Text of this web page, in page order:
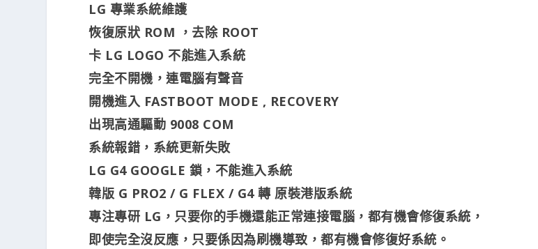
LG 專業系統維護
恢復原狀 ROM ，去除 ROOT
卡 LG LOGO 不能進入系統
完全不開機，連電腦有聲音
開機進入 FASTBOOT MODE , RECOVERY
出現高通驅動 9008 COM
系統報錯，系統更新失敗
LG G4 GOOGLE 鎖，不能進入系統
韓版 G PRO2 / G FLEX / G4 轉 原裝港版系統
專注專研 LG，只要你的手機還能正常連接電腦，都有機會修復系統，
即使完全沒反應，只要係因為刷機導致，都有機會修復好系統。